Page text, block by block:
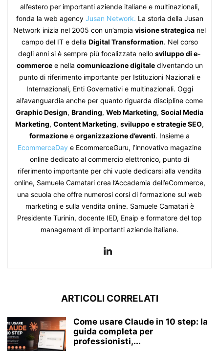
all’estero per importanti aziende italiane e multinazionali,
fonda la web agency Jusan Network. La storia della Jusan
Network inizia nel 2005 con un’ampia visione strategica nel
campo del IT e della Digital Transformation. Nel corso
degli anni si è sempre più focalizzata nello sviluppo di e-
commercee nella comunicazione digitalediventando un
punto di riferimento importante per Istituzioni Nazionali e
Internazionali, Enti Governativi e multinazionali. Oggi
all’avanguardia anche per quanto riguarda discipline come
Graphic Design, Branding, Web Marketing, Social Media
Marketing, Content Marketing, sviluppo e strategie SEO,
formazione e organizzazione d’eventi. Insieme a
EcommerceDay e EcommerceGuru, l’innovativo magazine
online dedicato al commercio elettronico, punto di
riferimento importante per chi vuole dedicarsi alla vendita
online, Samuele Camatari crea l’Accademia dell’eCommerce,
una scuola che offre numerosi corsi di formazione sul web
marketing e sulla vendita online. Samuele Camatari è
Presidente Turinin, docente IED, Enaip e formatore del top
management di importanti aziende italiane.
ARTICOLI CORRELATI
Come usare Claude in 10 step: la
guida completa per
professionisti,...